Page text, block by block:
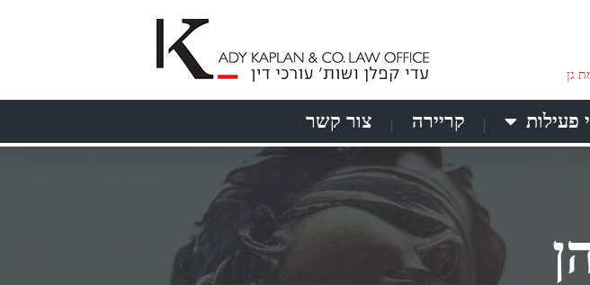
פעילות קריירה צור קשר